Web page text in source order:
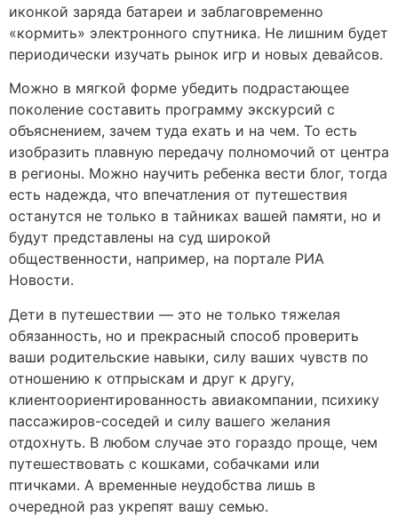
иконкой заряда батареи и заблаговременно
«кормить» электронного спутника. Не лишним будет
периодически изучать рынок игр и новых девайсов.
Можно в мягкой форме убедить подрастающее
поколение составить программу экскурсий с
объяснением, зачем туда ехать и на чем. То есть
изобразить плавную передачу полномочий от центра
в регионы. Можно научить ребенка вести блог, тогда
есть надежда, что впечатления от путешествия
останутся не только в тайниках вашей памяти, но и
будут представлены на суд широкой
общественности, например, на портале РИА
Новости.
Дети в путешествии — это не только тяжелая
обязанность, но и прекрасный способ проверить
ваши родительские навыки, силу ваших чувств по
отношению к отпрыскам и друг к другу,
клиентоориентированность авиакомпании, психику
пассажиров-соседей и силу вашего желания
отдохнуть. В любом случае это гораздо проще, чем
путешествовать с кошками, собачками или
птичками. А временные неудобства лишь в
очередной раз укрепят вашу семью.